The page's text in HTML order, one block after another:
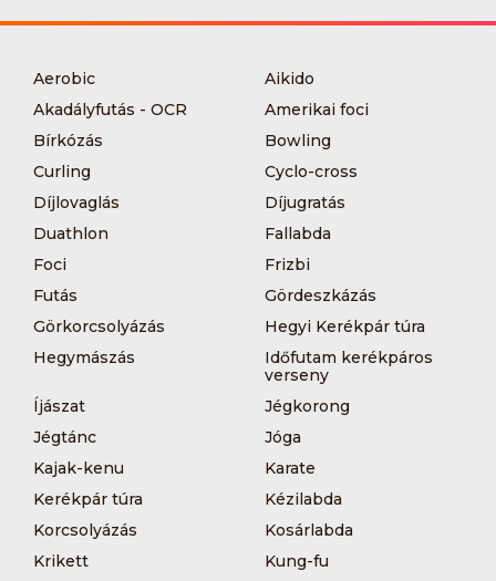
Aerobic
Aikido
Akadályfutás - OCR
Amerikai foci
Bírkózás
Bowling
Curling
Cyclo-cross
Díjlovaglás
Díjugratás
Duathlon
Fallabda
Foci
Frizbi
Futás
Gördeszkázás
Görkorcsolyázás
Hegyi Kerékpár túra
Hegymászás
Időfutam kerékpáros
verseny
Íjászat
Jégkorong
Jégtánc
Jóga
Kajak-kenu
Karate
Kerékpár túra
Kézilabda
Korcsolyázás
Kosárlabda
Krikett
Kung-fu